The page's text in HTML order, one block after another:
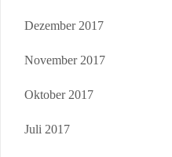
Dezember 2017
November 2017
Oktober 2017
Juli 2017